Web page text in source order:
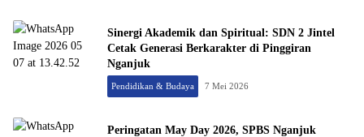
Sinergi Akademik dan Spiritual: SDN 2 Jintel
Cetak Generasi Berkarakter di Pinggiran
Nganjuk
Pendidikan & Budaya 7 Mei 2026
Peringatan May Day 2026, SPBS Nganjuk